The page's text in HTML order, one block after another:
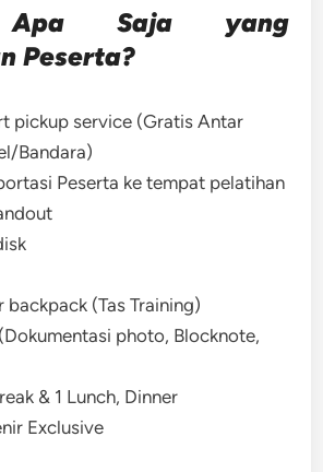
Apa Saja yang
Peserta?
pickup service (Gratis Antar
Bandara)
Peserta ke tempat pelatihan
backpack (Tas Training)
photo, Blocknote,
& 1 Lunch, Dinner
Exclusive